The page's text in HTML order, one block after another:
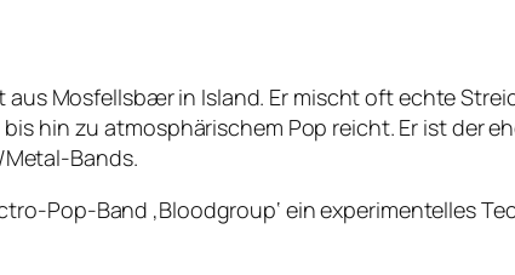
Mosfellsbær in Island. Er mischt oft echte
hin zu atmosphärischem Pop reicht. Er ist der
Metal-Bands.
Pop-Band ‚Bloodgroup‘ ein experimentelles